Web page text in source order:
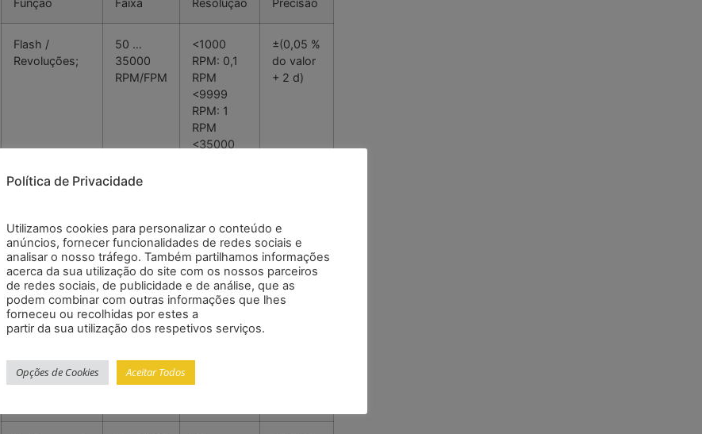
Função Faixa Resolução Precisão
Flash /
Revoluções;
50 …
35000
RPM/FPM
<1000
RPM: 0,1
RPM
<9999
RPM: 1
RPM
<35000
±(0,05 %
do valor
+ 2 d)
Frequência de
flash
0,833 …
583,3 Hz
<599,9
RPM:
0,001 Hz
<5999
RPM: 0,01
Hz
RPM: 0,1
±(0,05 %
do valor
+ 2 d)
Política de Privacidade
Utilizamos cookies para personalizar o conteúdo e
anúncios, fornecer funcionalidades de redes sociais e
analisar o nosso tráfego. Também partilhamos informações
acerca da sua utilização do site com os nossos parceiros
de redes sociais, de publicidade e de análise, que as
podem combinar com outras informações que lhes
forneceu ou recolhidas por estes a
partir da sua utilização dos respetivos serviços.
Opções de Cookies Aceitar Todos